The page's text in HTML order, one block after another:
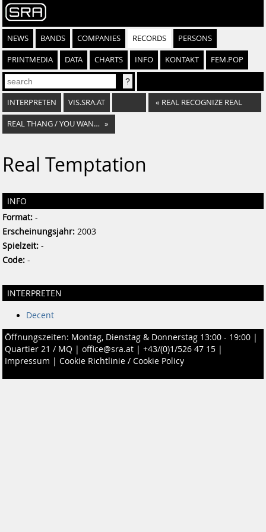
NEWS BANDS COMPANIES RECORDS PERSONS
PRINTMEDIA DATA CHARTS INFO KONTAKT FEM.POP
INTERPRETEN VIS.SRA.AT « REAL RECOGNIZE REAL
REAL THANG / YOU WANNA TAKE THIS »
Real Temptation
INFO
Format: -
Erscheinungsjahr: 2003
Spielzeit: -
Code: -
INTERPRETEN
Decent
Öffnungszeiten: Montag, Dienstag & Donnerstag 13:00 - 19:00 |
Quartier 21 / MQ | office@sra.at | +43/(0)1/526 47 15 |
Impressum | Cookie Richtlinie / Cookie Policy